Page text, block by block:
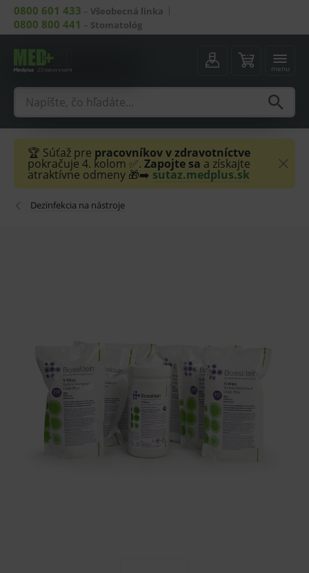
0800 601 433 – Všeobecná linka
0800 800 441 – Stomatológ
menu
🏆 Súťaž pre pracovníkov v zdravotníctve
pokračuje 4. kolom ✅. Zapojte sa a získajte
atraktívne odmeny 🎁➡️ sutaz.medplus.sk
Dezinfekcia na nástroje